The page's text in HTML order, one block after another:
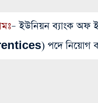
– ইউনিয়ন ব্যাংক অফ
পদে নিয়োগ